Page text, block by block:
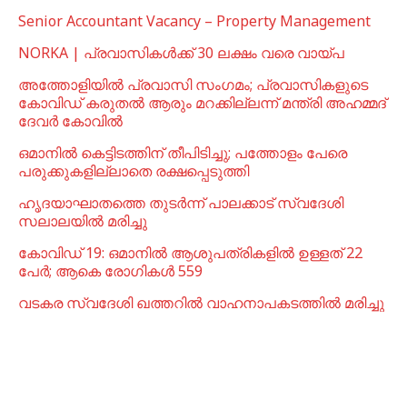
Senior Accountant Vacancy – Property Management
NORKA | പ്രവാസികള്‍ക്ക് 30 ലക്ഷം വരെ വായ്പ
അത്തോളിയിൽ പ്രവാസി സംഗമം; പ്രവാസികളുടെ
കോവിഡ് കരുതൽ ആരും മറക്കില്ലന്ന് മന്ത്രി അഹമ്മദ്
ദേവർ കോവിൽ
ഒമാനില്‍ കെട്ടിടത്തിന് തീപിടിച്ചു; പത്തോളം പേരെ
പരുക്കുകളില്ലാതെ രക്ഷപ്പെടുത്തി
ഹൃദയാഘാതത്തെ തുടർന്ന് പാലക്കാട് സ്വദേശി
സലാലയിൽ മരിച്ചു
കോവിഡ് 19: ഒമാനിൽ ആശുപത്രികളിൽ ഉള്ളത് 22
പേര്‍; ആകെ രോഗികൾ 559
വടകര സ്വദേശി ഖത്തറിൽ വാഹനാപകടത്തിൽ മരിച്ചു